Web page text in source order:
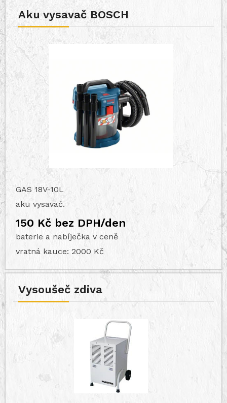
Aku vysavač BOSCH
GAS 18V-10L
aku vysavač.
150 Kč bez DPH/den
baterie a nabíječka v ceně
vratná kauce: 2000 Kč
Vysoušeč zdiva